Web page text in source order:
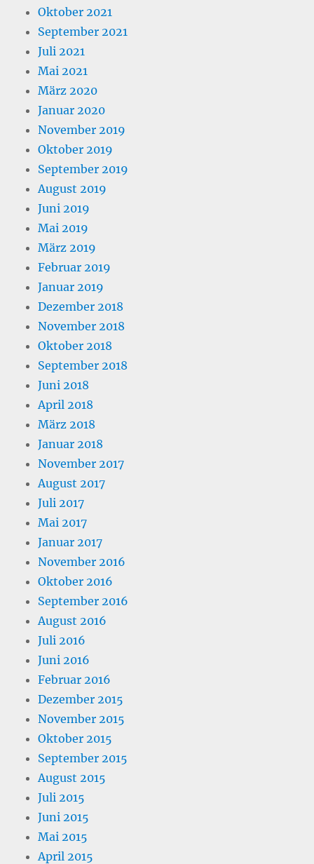
Oktober 2021
September 2021
Juli 2021
Mai 2021
März 2020
Januar 2020
November 2019
Oktober 2019
September 2019
August 2019
Juni 2019
Mai 2019
März 2019
Februar 2019
Januar 2019
Dezember 2018
November 2018
Oktober 2018
September 2018
Juni 2018
April 2018
März 2018
Januar 2018
November 2017
August 2017
Juli 2017
Mai 2017
Januar 2017
November 2016
Oktober 2016
September 2016
August 2016
Juli 2016
Juni 2016
Februar 2016
Dezember 2015
November 2015
Oktober 2015
September 2015
August 2015
Juli 2015
Juni 2015
Mai 2015
April 2015